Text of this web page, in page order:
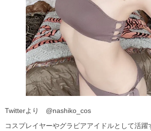
Twitterより @nashiko_cos
コスプレイヤーやグラビアアイドルとして活躍